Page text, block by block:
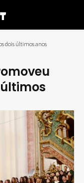
dois últimos anos